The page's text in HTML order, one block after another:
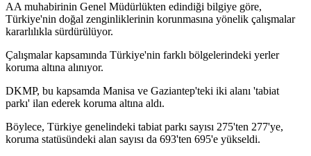
AA muhabirinin Genel Müdürlükten edindiği bilgiye göre,
Türkiye'nin doğal zenginliklerinin korunmasına yönelik çalışmalar
kararlılıkla sürdürülüyor.
Çalışmalar kapsamında Türkiye'nin farklı bölgelerindeki yerler
koruma altına alınıyor.
DKMP, bu kapsamda Manisa ve Gaziantep'teki iki alanı 'tabiat
parkı' ilan ederek koruma altına aldı.
Böylece, Türkiye genelindeki tabiat parkı sayısı 275'ten 277'ye,
koruma statüsündeki alan sayısı da 693'ten 695'e yükseldi.